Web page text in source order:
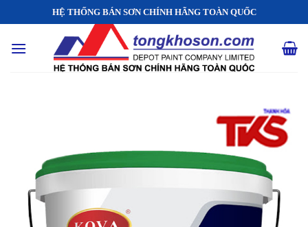
to
content
HỆ THỐNG BÁN SƠN CHÍNH HÃNG TOÀN QUỐC